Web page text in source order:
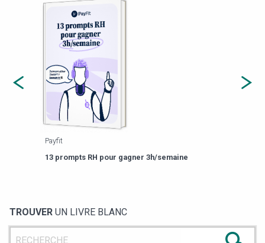
Est-il temps pour vous de changer de plateforme
de gestion des réseaux sociaux ?
TROUVER UN LIVRE BLANC